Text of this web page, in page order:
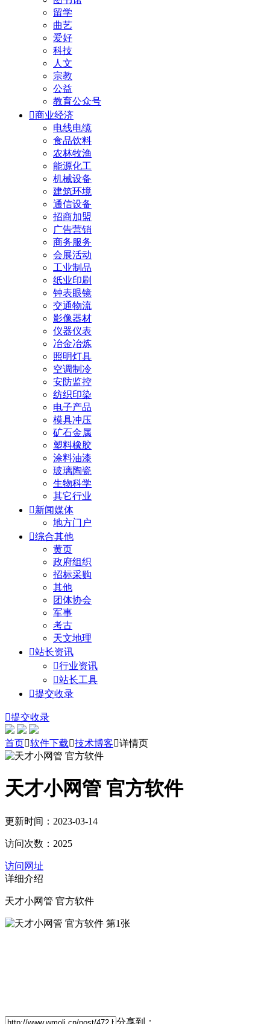
留学
曲艺
爱好
科技
人文
宗教
公益
教育公众号
商业经济
电线电缆
食品饮料
农林牧渔
能源化工
机械设备
建筑环境
通信设备
招商加盟
广告营销
商务服务
会展活动
工业制品
纸业印刷
钟表眼镜
交通物流
影像器材
仪器仪表
冶金冶炼
照明灯具
空调制冷
安防监控
纺织印染
电子产品
模具冲压
矿石金属
塑料橡胶
涂料油漆
玻璃陶瓷
生物科学
其它行业
新闻媒体
地方门户
综合其他
黄页
政府组织
招标采购
其他
团体协会
军事
考古
天文地理
站长资讯
行业资讯
站长工具
提交收录
提交收录
首页软件下载技术博客详情页
天才小网管 官方软件
更新时间：2023-03-14
访问次数：2025
访问网址
详细介绍
天才小网管 官方软件
分享到：